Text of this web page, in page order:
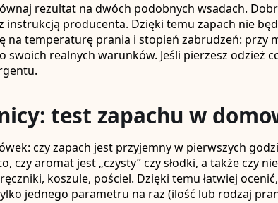
rezultat na dwóch podobnych wsadach.
producenta. Dzięki temu zapach nie
na temperaturę prania i stopień zabrudzeń: przy
realnych warunków. Jeśli pierzesz odzież
test zapachu w
czy zapach jest przyjemny w pierwszych
czy aromat jest „czysty” czy słodki, a także czy
koszule, pościel. Dzięki temu łatwiej
jednego parametru na raz (ilość lub rodzaj